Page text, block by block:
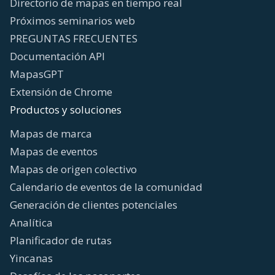
Próximos seminarios web
PREGUNTAS FRECUENTES
Documentación API
MapasGPT
Extensión de Chrome
Productos y soluciones
Mapas de marca
Mapas de eventos
Mapas de origen colectivo
Calendario de eventos de la comunidad
Generación de clientes potenciales
Analítica
Planificador de rutas
Yincanas